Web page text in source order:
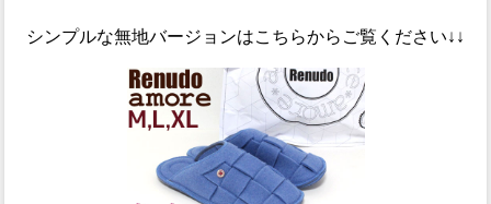
シンプルな無地バージョンはこちらからご覧ください↓↓